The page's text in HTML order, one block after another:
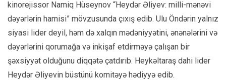
kinorejissor Namiq Hüseynov “Heydər Əliyev: milli-mənəvi
dəyərlərin hamisi” mövzusunda çıxış edib. Ulu Öndərin yalnız
siyasi lider deyil, həm də xalqın mədəniyyətini, ənənələrini və
dəyərlərini qorumağa və inkişaf etdirməyə çalışan bir
şəxsiyyət olduğunu diqqətə çatdırıb. Heykəltaraş dahi lider
Heydər Əliyevin büstünü komitəyə hədiyyə edib.